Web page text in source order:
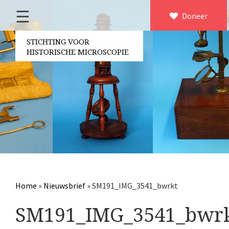
×
Home
Over ons
Contact
Bestuur
Vrijwilligers
Partners
Jaarverslagen
Microscopen
Elektrische meetapparatuur
Doneer
☰
STICHTING VOOR
HISTORISCHE MICROSCOPIE
Home » Nieuwsbrief »SM191_IMG_3541_bwrkt